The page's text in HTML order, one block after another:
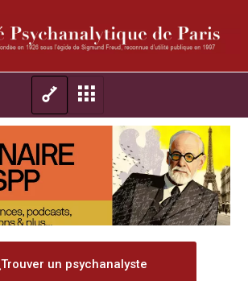
Trouver un psychanalyste